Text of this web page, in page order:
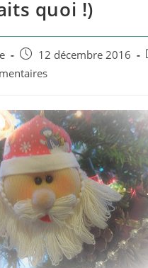
quoi !)
Post
published:
12 décembre 2016